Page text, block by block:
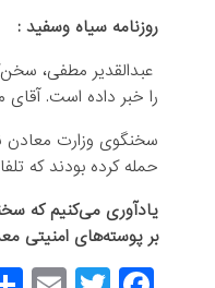
روزنامه سیاه وسفید :
عبدالقدیر مطفی،
را خبر داده است.
​سخنگوی وزارت معادن
حمله کرده بودند که
یادآوری می‌کنیم که
بر پوسته‌های امنیتی